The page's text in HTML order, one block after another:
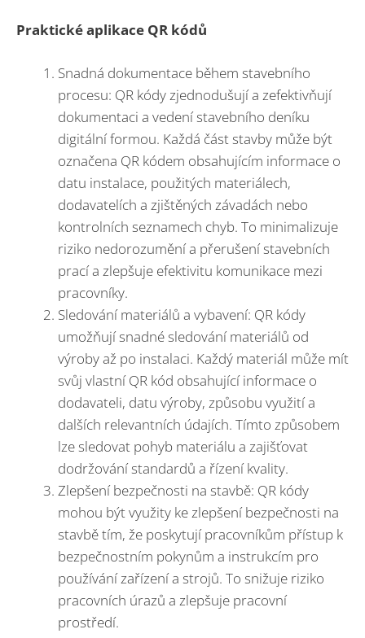
Praktické aplikace QR kódů
Snadná dokumentace během stavebního
procesu: QR kódy zjednodušují a zefektivňují
dokumentaci a vedení stavebního deníku
digitální formou. Každá část stavby může být
označena QR kódem obsahujícím informace o
datu instalace, použitých materiálech,
dodavatelích a zjištěných závadách nebo
kontrolních seznamech chyb. To minimalizuje
riziko nedorozumění a přerušení stavebních
prací a zlepšuje efektivitu komunikace mezi
pracovníky.
Sledování materiálů a vybavení: QR kódy
umožňují snadné sledování materiálů od
výroby až po instalaci. Každý materiál může mít
svůj vlastní QR kód obsahující informace o
dodavateli, datu výroby, způsobu využití a
dalších relevantních údajích. Tímto způsobem
lze sledovat pohyb materiálu a zajišťovat
dodržování standardů a řízení kvality.
Zlepšení bezpečnosti na stavbě: QR kódy
mohou být využity ke zlepšení bezpečnosti na
stavbě tím, že poskytují pracovníkům přístup k
bezpečnostním pokynům a instrukcím pro
používání zařízení a strojů. To snižuje riziko
pracovních úrazů a zlepšuje pracovní
prostředí.